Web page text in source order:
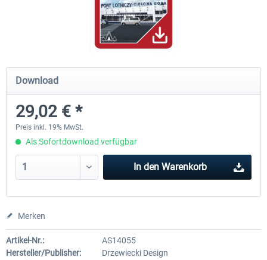
Mega Airport Frankfurt V2.0
29,95 € *
Mega Airport Berlin
Download
29,02 € *
Preis inkl. 19% MwSt.
Als Sofortdownload verfügbar
In den Warenkorb
Merken
Artikel-Nr.:
AS14055
Hersteller/Publisher:
Drzewiecki Design